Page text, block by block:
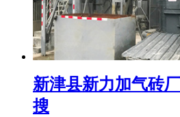
新津县新力加气砖
搜